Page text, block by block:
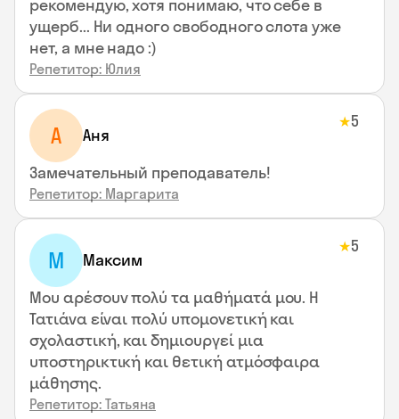
рекомендую, хотя понимаю, что себе в
ущерб... Ни одного свободного слота уже
нет, а мне надо :)
Репетитор: Юлия
А Аня
★5
Замечательный преподаватель!
Репетитор: Маргарита
М Максим
★5
Μου αρέσουν πολύ τα μαθήματά μου. Η
Τατιάνα είναι πολύ υπομονετική και
σχολαστική, και δημιουργεί μια
υποστηρικτική και θετική ατμόσφαιρα
μάθησης.
Репетитор: Татьяна